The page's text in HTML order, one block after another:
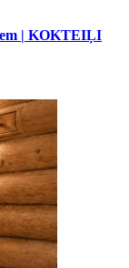
| KOKTEIĻI